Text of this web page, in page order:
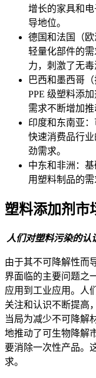
增长的家具和
导地位。
德国和法国（
轻量化部件的
力，刺激了无毒
巴西和墨西哥
PPE 级塑料添
需求不断增加推
印度和东南亚
快速消费品行
劲需求。
中东和非洲：
用塑料制品的需
塑料添加剂市
人们对塑料污染的认
由于其不可降解性而
界面临的主要问题之
应用到工业应用。人
关注和认识不断提高
当局为减少不可降解
地推动了可生物降解
要消除一次性产品。
求。